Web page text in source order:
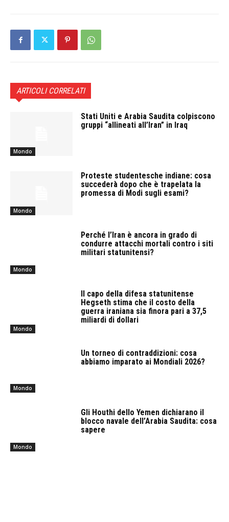
ARTICOLI CORRELATI
Mondo
Stati Uniti e Arabia Saudita colpiscono
gruppi “allineati all’Iran” in Iraq
Mondo
Proteste studentesche indiane: cosa
succederà dopo che è trapelata la
promessa di Modi sugli esami?
Mondo
Perché l’Iran è ancora in grado di
condurre attacchi mortali contro i siti
militari statunitensi?
Mondo
Il capo della difesa statunitense
Hegseth stima che il costo della
guerra iraniana sia finora pari a 37,5
miliardi di dollari
Mondo
Un torneo di contraddizioni: cosa
abbiamo imparato ai Mondiali 2026?
Mondo
Gli Houthi dello Yemen dichiarano il
blocco navale dell’Arabia Saudita: cosa
sapere